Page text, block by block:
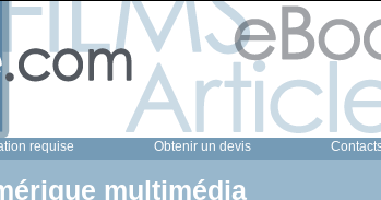
requise Obtenir un devis
multimédia